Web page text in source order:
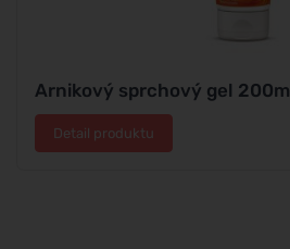
Arnikový sprchový gel
Detail produktu